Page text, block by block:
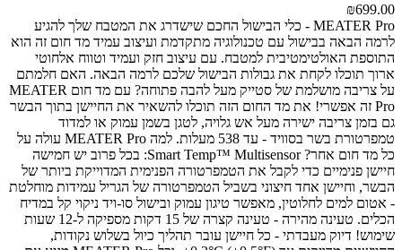
₪699.00
MEATER Pro - כלי הבישול החכם שישדרג את המטבח שלך
להגיע
לרמה הבאה בבישול עם טכנולוגיה מתקדמת ועיצוב עמיד מד חום זה הוא
התוספת האולטימטיבית למטבח. עם עיצוב חזק ועמיד וטווח אלחוטי
ארוך תוכלו לקחת את גבולות הבישול שלכם לרמה הבאה. האם חלמתם
על צריבה מושלמת של סטייק מעל להבה פתוחה? עם מד חום MEATER
Pro זה אפשרי! את מד החום הזה תוכלו להשאיר את החיישן בתוך הבשר
גם בזמן צריבה ישירה מעל אש גלויה, לטגן בשמן עמוק או למדוד
טמפרטורת בשר בסוויד - עד 538 מעלות.
למה MEATER Pro עולה על
כל מד חום אחר?
Smart Temp™ Multisensor: בכל פרוב יש חמישה
חיישן פנימיים כדי לקבל את הטמפרטורה הפנימית המדוייקת ביותר של
הבשר, וחיישן אחד חיצוני בשביל הטמפרטורה של הגריל עמידות מוחלטת
- אטום למים לחלוטין, מאפשר טיגון עמוק ובישול סו-ויד ניקוי קל במדיח
הכלים.
טעינה מהירה - טעינה קצרה של 15 דקות מספיקה ל-12 שעות
שימוש! דיוק מעבדתי - כל חיישן עובר תהליך כיול בשלוש נקודות,